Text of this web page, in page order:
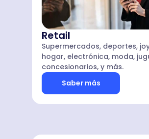
Retail
Supermercados, deportes,
hogar, electrónica, moda,
concesionarios, y más.
Saber más